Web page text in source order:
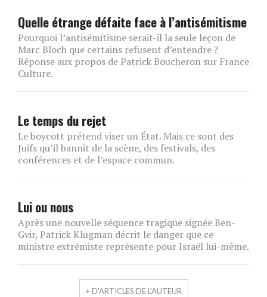
Quelle étrange défaite face à l’antisémitisme
Pourquoi l’antisémitisme serait-il la seule leçon de
Marc Bloch que certains refusent d’entendre ?
Réponse aux propos de Patrick Boucheron sur France
Culture.
Le temps du rejet
Le boycott prétend viser un État. Mais ce sont des
Juifs qu’il bannit de la scène, des festivals, des
conférences et de l’espace commun.
Lui ou nous
Après une nouvelle séquence tragique signée Ben-
Gvir, Patrick Klugman décrit le danger que ce
ministre extrémiste représente pour Israël lui-même.
+ D'ARTICLES DE L'AUTEUR